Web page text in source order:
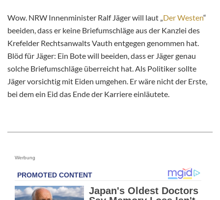
Wow. NRW Innenminister Ralf Jäger will laut „Der Westen“
beeiden, dass er keine Briefumschläge aus der Kanzlei des
Krefelder Rechtsanwalts Vauth entgegen genommen hat.
Blöd für Jäger: Ein Bote will beeiden, dass er Jäger genau
solche Briefumschläge überreicht hat. Als Politiker sollte
Jäger vorsichtig mit Eiden umgehen. Er wäre nicht der Erste,
bei dem ein Eid das Ende der Karriere einläutete.
Werbung